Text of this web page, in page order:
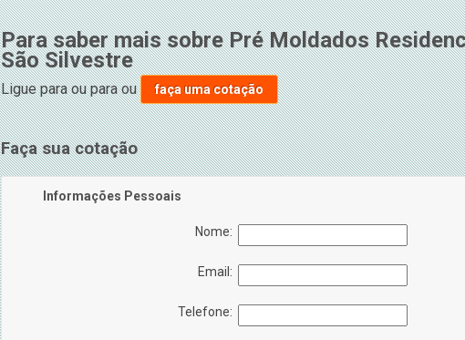
Para saber mais sobre Pré Moldados
São Silvestre
Ligue paraou paraou faça uma cotação
Faça sua cotação
Informações Pessoais
Nome:
Email:
Telefone: